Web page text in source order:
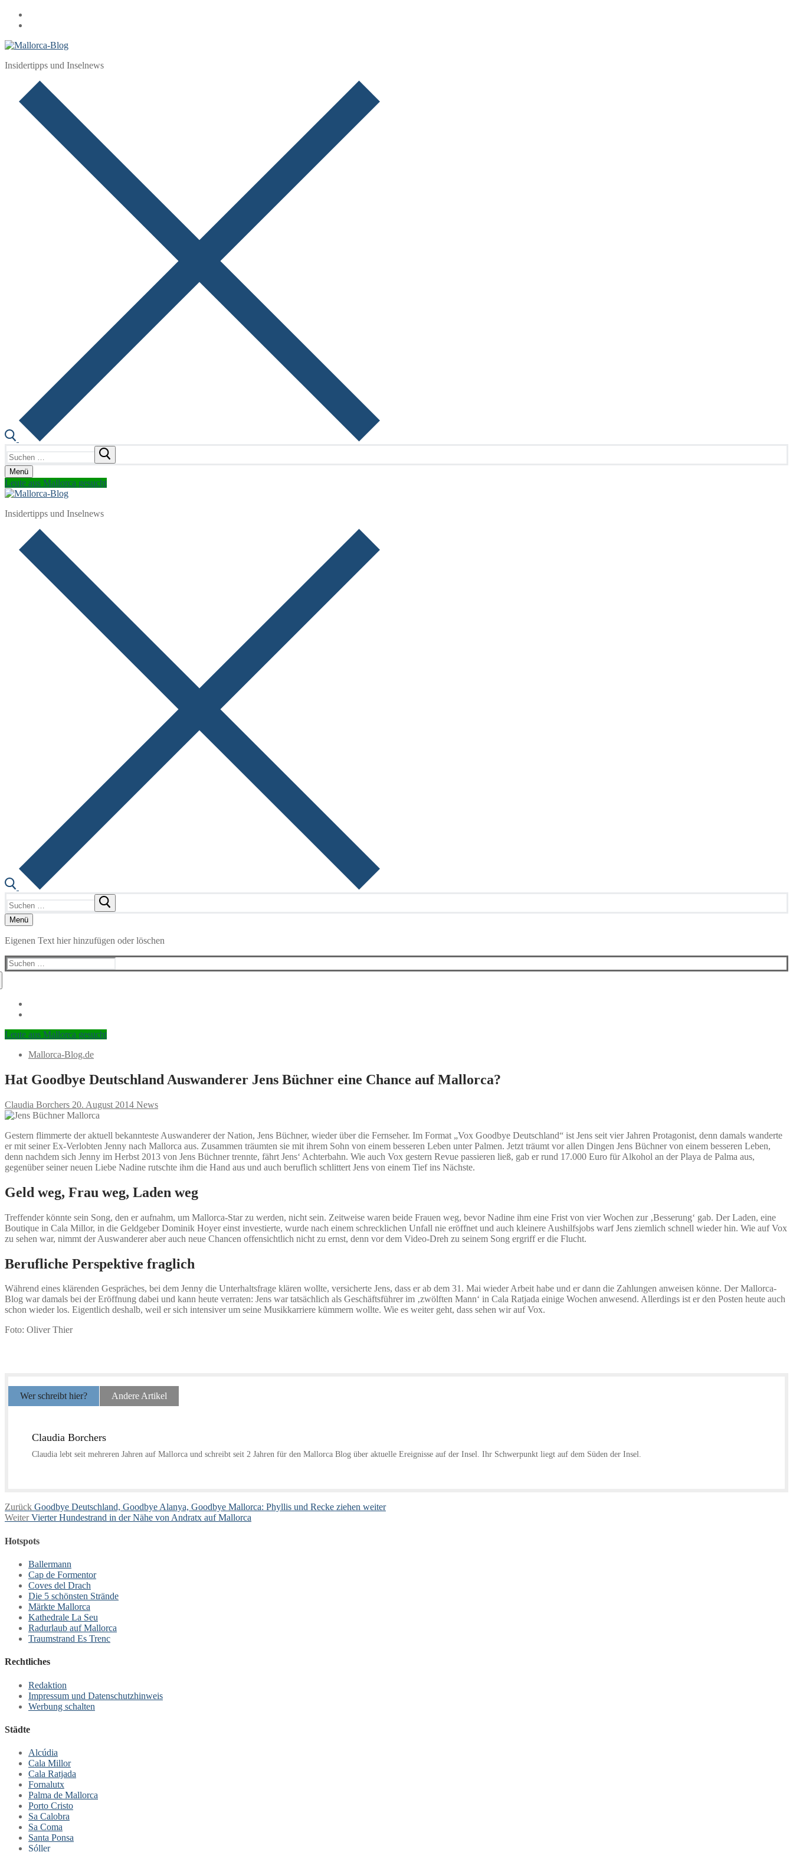
Zum
Inhalt
Menü
Schließen
Insidertipps und Inselnews
nach:
Menü
Leute aus Mallorca gesucht
Insidertipps und Inselnews
nach:
Menü
Eigenen Text hier hinzufügen oder löschen
Suchen
nach:
Leute aus Mallorca gesucht
Mallorca-Blog.de
Hat Goodbye Deutschland Auswanderer Jens Büchner eine Chance auf Mallorca?
Claudia Borchers 20. August 2014 News
Gestern flimmerte der aktuell bekannteste Auswanderer der Nation, Jens Büchner, wieder über die Fernseher. Im Format „Vox Goodbye Deutschland“ ist Jens seit vier Jahren Protagonist, denn damals wanderte
er mit seiner Ex-Verlobten Jenny nach Mallorca aus. Zusammen träumten sie mit ihrem Sohn von einem besseren Leben unter Palmen. Jetzt träumt vor allen Dingen Jens Büchner von einem besseren Leben,
denn nachdem sich Jenny im Herbst 2013 von Jens Büchner trennte, fährt Jens‘ Achterbahn. Wie auch Vox gestern Revue passieren ließ, gab er rund 17.000 Euro für Alkohol an der Playa de Palma aus,
gegenüber seiner neuen Liebe Nadine rutschte ihm die Hand aus und auch beruflich schlittert Jens von einem Tief ins Nächste.
Geld weg, Frau weg, Laden weg
Treffender könnte sein Song, den er aufnahm, um Mallorca-Star zu werden, nicht sein. Zeitweise waren beide Frauen weg, bevor Nadine ihm eine Frist von vier Wochen zur ‚Besserung‘ gab. Der Laden, eine
Boutique in Cala Millor, in die Geldgeber Dominik Hoyer einst investierte, wurde nach einem schrecklichen Unfall nie eröffnet und auch kleinere Aushilfsjobs warf Jens ziemlich schnell wieder hin. Wie auf Vox
zu sehen war, nimmt der Auswanderer aber auch neue Chancen offensichtlich nicht zu ernst, denn vor dem Video-Dreh zu seinem Song ergriff er die Flucht.
Berufliche Perspektive fraglich
Während eines klärenden Gespräches, bei dem Jenny die Unterhaltsfrage klären wollte, versicherte Jens, dass er ab dem 31. Mai wieder Arbeit habe und er dann die Zahlungen anweisen könne. Der Mallorca-
Blog war damals bei der Eröffnung dabei und kann heute verraten: Jens war tatsächlich als Geschäftsführer im ‚zwölften Mann‘ in Cala Ratjada einige Wochen anwesend. Allerdings ist er den Posten heute auch
schon wieder los. Eigentlich deshalb, weil er sich intensiver um seine Musikkarriere kümmern wollte. Wie es weiter geht, dass sehen wir auf Vox.
Foto: Oliver Thier
Wer schreibt hier? Andere Artikel
Claudia Borchers
Claudia lebt seit mehreren Jahren auf Mallorca und schreibt seit 2 Jahren für den Mallorca Blog über aktuelle Ereignisse auf der Insel. Ihr Schwerpunkt liegt auf dem Süden der Insel.
Beitragsnavigation
Zurück Vorheriger
Beitrag:
Goodbye Deutschland, Goodbye Alanya, Goodbye Mallorca: Phyllis und Recke ziehen weiter
Weiter Nächster
Vierter Hundestrand in der Nähe von Andratx auf Mallorca
Hotspots
Ballermann
Cap de Formentor
Coves del Drach
Die 5 schönsten Strände
Märkte Mallorca
Kathedrale La Seu
Radurlaub auf Mallorca
Traumstrand Es Trenc
Rechtliches
Redaktion
Impressum und Datenschutzhinweis
Werbung schalten
Städte
Alcúdia
Cala Millor
Cala Ratjada
Fornalutx
Palma de Mallorca
Porto Cristo
Sa Calobra
Sa Coma
Santa Ponsa
Sóller